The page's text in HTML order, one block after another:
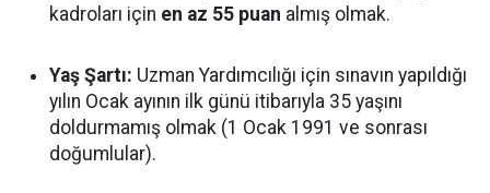
kadroları için en az 55 puan almış olmak.
Yaş Şartı: Uzman Yardımcılığı için sınavın yapıldığı
yılın Ocak ayının ilk günü itibarıyla 35 yaşını
doldurmamış olmak (1 Ocak 1991 ve sonrası
doğumlular).